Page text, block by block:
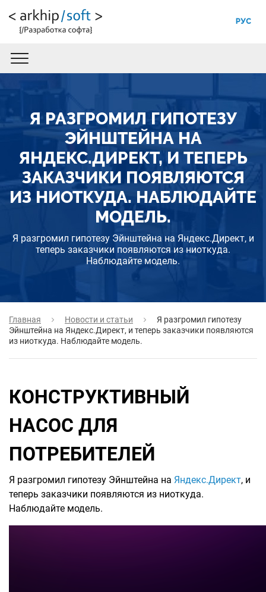
РУС
Я РАЗГРОМИЛ ГИПОТЕЗУ
ЭЙНШТЕЙНА НА
ЯНДЕКС.ДИРЕКТ, И ТЕПЕРЬ
ЗАКАЗЧИКИ ПОЯВЛЯЮТСЯ
ИЗ НИОТКУДА. НАБЛЮДАЙТЕ
МОДЕЛЬ.
Я разгромил гипотезу Эйнштейна на Яндекс.Директ, и
теперь заказчики появляются из ниоткуда.
Наблюдайте модель.
Главная Новости и статьи
Я разгромил гипотезу
Эйнштейна на Яндекс.Директ, и теперь заказчики появляются
из ниоткуда. Наблюдайте модель.
КОНСТРУКТИВНЫЙ
НАСОС ДЛЯ
ПОТРЕБИТЕЛЕЙ
Я разгромил гипотезу Эйнштейна на Яндекс.Директ, и
теперь заказчики появляются из ниоткуда.
Наблюдайте модель.